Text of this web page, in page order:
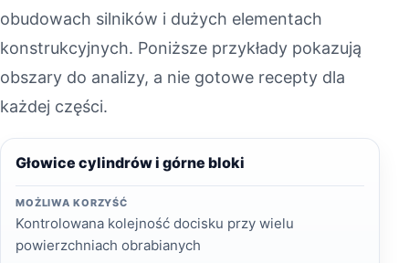
obudowach silników i dużych elementach
konstrukcyjnych. Poniższe przykłady pokazują
obszary do analizy, a nie gotowe recepty dla
każdej części.
Głowice cylindrów i górne bloki
MOŻLIWA KORZYŚĆ
Kontrolowana kolejność docisku przy wielu
powierzchniach obrabianych